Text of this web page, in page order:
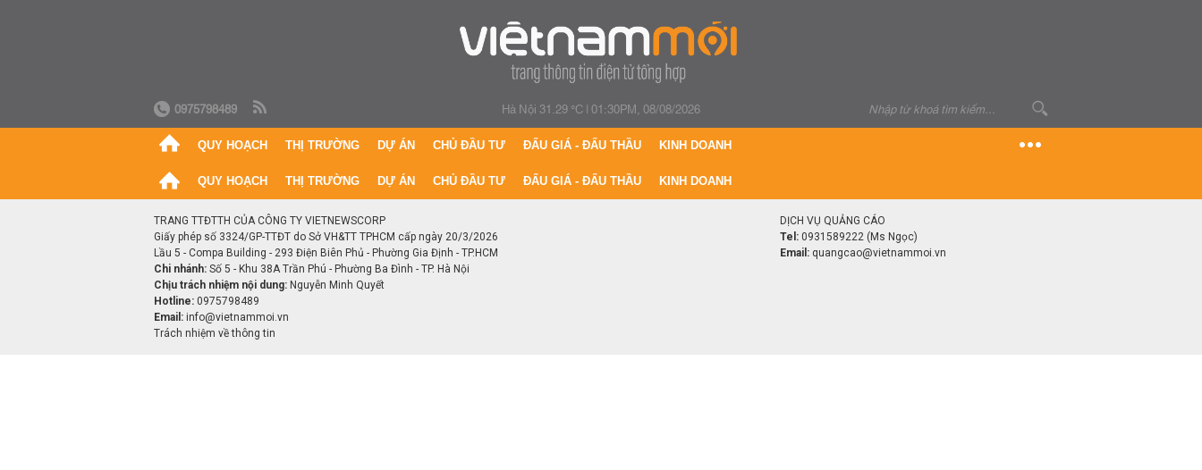
0975798489 Hà Nội 31.29 °C|01:30PM, 08/08/2026
QUY HOẠCH THỊ TRƯỜNG DỰ ÁN CHỦ ĐẦU TƯ ĐẤU GIÁ - ĐẤU THẦU KINH DOANH
QUY HOẠCH THỊ TRƯỜNG DỰ ÁN CHỦ ĐẦU TƯ ĐẤU GIÁ - ĐẤU THẦU KINH DOANH
TRANG TTĐTTH CỦA CÔNG TY VIETNEWSCORP
Giấy phép số 3324/GP-TTĐT do Sở VH&TT TPHCM cấp ngày 20/3/2026
Lầu 5 - Compa Building - 293 Điện Biên Phủ - Phường Gia Định - TP.HCM
Chi nhánh: Số 5 - Khu 38A Trần Phú - Phường Ba Đình - TP. Hà Nội
Chịu trách nhiệm nội dung: Nguyễn Minh Quyết
Hotline: 0975798489
Email: info@vietnammoi.vn
Trách nhiệm về thông tin
DỊCH VỤ QUẢNG CÁO
Tel: 0931589222 (Ms Ngọc)
Email: quangcao@vietnammoi.vn